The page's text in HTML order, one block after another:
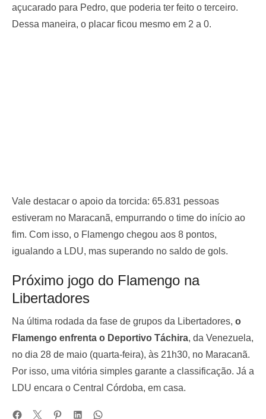
açucarado para Pedro, que poderia ter feito o terceiro.
Dessa maneira, o placar ficou mesmo em 2 a 0.
Vale destacar o apoio da torcida: 65.831 pessoas
estiveram no Maracanã, empurrando o time do início ao
fim. Com isso, o Flamengo chegou aos 8 pontos,
igualando a LDU, mas superando no saldo de gols.
Próximo jogo do Flamengo na
Libertadores
Na última rodada da fase de grupos da Libertadores, o
Flamengo enfrenta o Deportivo Táchira, da Venezuela,
no dia 28 de maio (quarta-feira), às 21h30, no Maracanã.
Por isso, uma vitória simples garante a classificação. Já a
LDU encara o Central Córdoba, em casa.